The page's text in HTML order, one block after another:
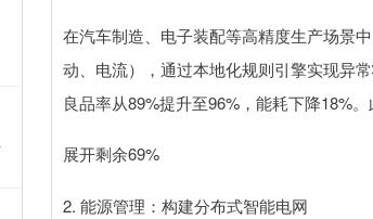
在汽车制造、电子装配等高精度生产场景
动、电流），通过本地化规则引擎实现异
良品率从89%提升至96%，能耗下降18%
展开剩余69%
2. 能源管理：构建分布式智能电网